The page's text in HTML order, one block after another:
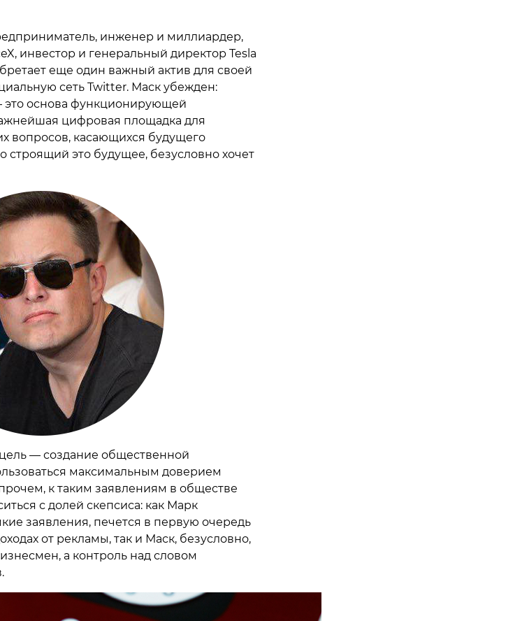
инженер и миллиардер,
инвестор и генеральный директор Tesla
еще один важный актив для своей
сеть Twitter. Маск убежден:
это основа функционирующей
цифровая площадка для
вопросов, касающихся будущего
строящий это будущее, безусловно хочет
— создание общественной
максимальным доверием
к таким заявлениям в обществе
с долей скепсиса: как Марк
заявления, печется в первую очередь
от рекламы, так и Маск, безусловно,
а контроль над словом